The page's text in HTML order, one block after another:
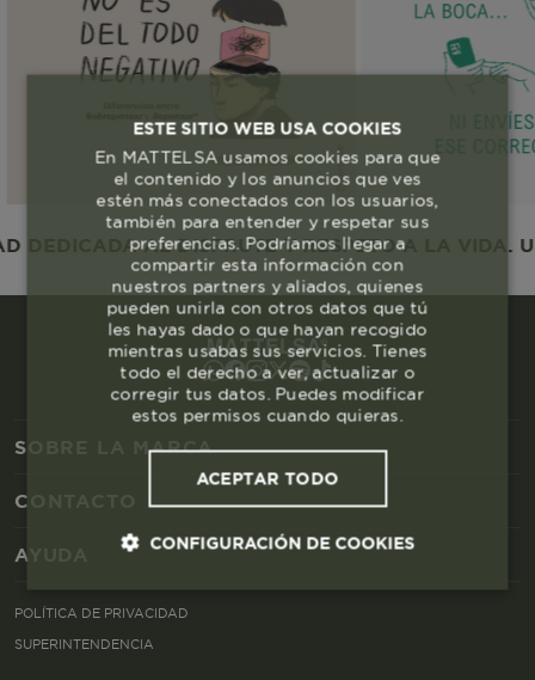
AL DISFRUTE Y RESPETO A LA VIDA.
SOBRE LA MARCA
CONTACTO
AYUDA
POLÍTICA DE PRIVACIDAD
SUPERINTENDENCIA
ESTE SITIO WEB USA COOKIES
En MATTELSA usamos cookies para que
el contenido y los anuncios que ves
estén más conectados con los usuarios,
también para entender y respetar sus
preferencias. Podríamos llegar a
compartir esta información con
nuestros partners y aliados, quienes
pueden unirla con otros datos que tú
les hayas dado o que hayan recogido
mientras usabas sus servicios. Tienes
todo el derecho a ver, actualizar o
corregir tus datos. Puedes modificar
estos permisos cuando quieras.
ACEPTAR TODO
CONFIGURACIÓN DE COOKIES
Cookies esenciales y necesarias